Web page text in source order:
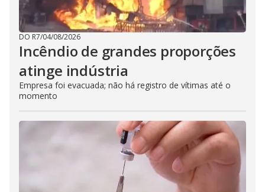
DO R7/04/08/2026
Incêndio de grandes proporções
atinge indústria
Empresa foi evacuada; não há registro de vítimas até o
momento